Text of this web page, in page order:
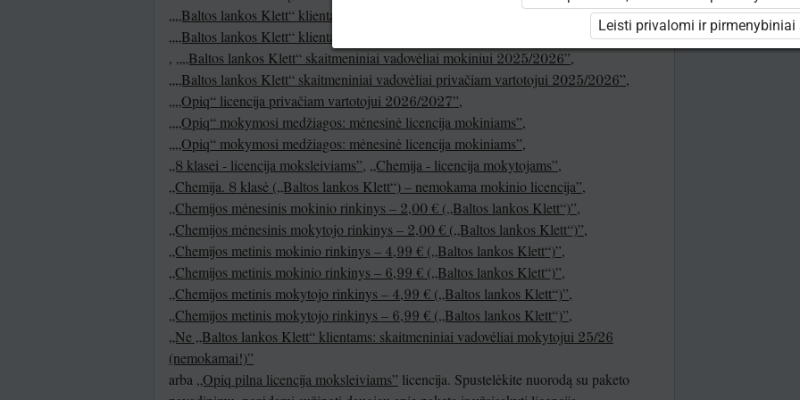
„„Baltos lankos Klett“ klientams: skaitmeninis turinys mokiniui 25/26 (nemokamai!)”,
„„Baltos lankos Klett“ klientams: skaitmeninis turinys mokytojui 25/26 (nemokamai!)”
, „„Baltos lankos Klett“ skaitmeniniai vadovėliai mokiniui 2025/2026”,
„„Baltos lankos Klett“ skaitmeniniai vadovėliai privačiam vartotojui 2025/2026”,
„„Opiq“ licencija privačiam vartotojui 2026/2027”,
„„Opiq“ mokymosi medžiagos: mėnesinė licencija mokiniams”,
„„Opiq“ mokymosi medžiagos: mėnesinė licencija mokiniams”,
„8 klasei - licencija moksleiviams”, „Chemija - licencija mokytojams”,
„Chemija. 8 klasė („Baltos lankos Klett“) – nemokama mokinio licencija”,
„Chemijos mėnesinis mokinio rinkinys – 2,00 € („Baltos lankos Klett“)”,
„Chemijos mėnesinis mokytojo rinkinys – 2,00 € („Baltos lankos Klett“)”,
„Chemijos metinis mokinio rinkinys – 4,99 € („Baltos lankos Klett“)”,
„Chemijos metinis mokinio rinkinys – 6,99 € („Baltos lankos Klett“)”,
„Chemijos metinis mokytojo rinkinys – 4,99 € („Baltos lankos Klett“)”,
„Chemijos metinis mokytojo rinkinys – 6,99 € („Baltos lankos Klett“)”,
„Ne „Baltos lankos Klett“ klientams: skaitmeniniai vadovėliai mokytojui 25/26
(nemokamai!)”
arba „Opiq pilna licencija moksleiviams” licencija. Spustelėkite nuorodą su paketo
Leisti privalomi ir pirmenybiniai